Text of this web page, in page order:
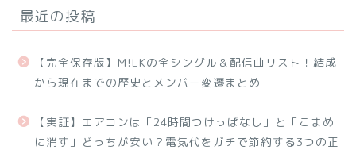
最近の投稿
【完全保存版】M!LKの全シングル＆配信曲リスト！結成
から現在までの歴史とメンバー変遷まとめ
【実証】エアコンは「24時間つけっぱなし」と「こまめ
に消す」どっちが安い？電気代をガチで節約する3つの正